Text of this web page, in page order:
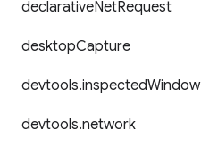
declarativeNetRequest
desktopCapture
devtools.inspectedWindow
devtools.network